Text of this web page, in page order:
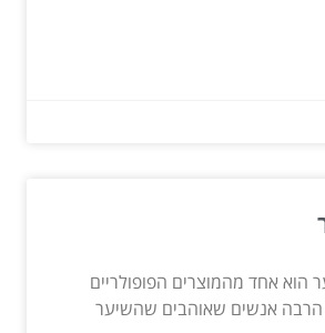
הוא אחד מהמוצרים הפופולריים
הרבה אנשים שאוהבים שהשיער